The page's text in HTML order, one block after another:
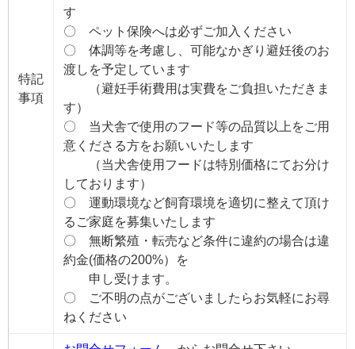
特記
事項
す
〇 ペット保険へは必ずご加入ください
〇 体調等を考慮し、可能なかぎり避妊後のお
渡しを予定しています
（避妊手術費用は実費をご負担いただきま
す）
〇 当犬舎で使用のフード等の品質以上をご用
意くださる方をお願いいたします
（当犬舎使用フードは特別価格にてお分け
しております）
〇 運動環境など飼育環境を適切に整えて頂け
るご家庭を募集いたします
〇 無断繁殖・転売など条件に違約の場合は違
約金(価格の200%）を
申し受けます。
〇 ご不明の点がございましたらお気軽にお尋
ねください